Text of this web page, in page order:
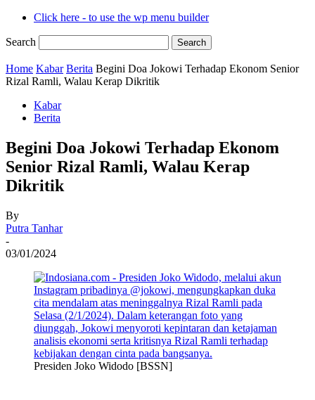
Click here - to use the wp menu builder
Search
Home Kabar Berita Begini Doa Jokowi Terhadap Ekonom Senior
Rizal Ramli, Walau Kerap Dikritik
Kabar
Berita
Begini Doa Jokowi Terhadap Ekonom
Senior Rizal Ramli, Walau Kerap
Dikritik
By
Putra Tanhar
-
03/01/2024
Presiden Joko Widodo [BSSN]